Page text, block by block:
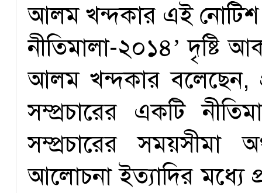
আলম খন্দকার এই নোটিশ
নীতিমালা-২০১৪’ দৃষ্টি
আলম খন্দকার বলেছেন,
সম্প্রচারের একটি
সম্প্রচারের সময়সীমা
আলোচনা ইত্যাদির মধ্যে